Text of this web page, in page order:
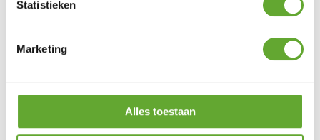
Statistieken
Marketing
Alles toestaan
Prénom